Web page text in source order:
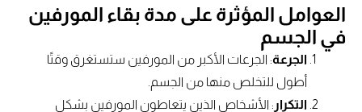
العوامل المؤثرة على مدة بقاء المورفين
في الجسم
الجرعة: الجرعات الأكبر من المورفين ستستغرق وقتًا
أطول للتخلص منها من الجسم.
التكرار: الأشخاص الذين يتعاطون المورفين بشكل